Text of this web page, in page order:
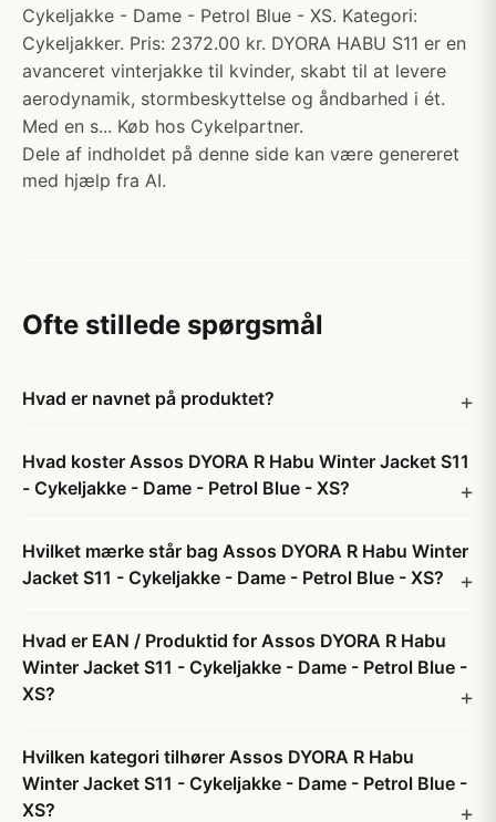
Cykeljakke - Dame - Petrol Blue - XS. Kategori:
Cykeljakker. Pris: 2372.00 kr. DYORA HABU S11 er en
avanceret vinterjakke til kvinder, skabt til at levere
aerodynamik, stormbeskyttelse og åndbarhed i ét.
Med en s... Køb hos Cykelpartner.
Dele af indholdet på denne side kan være genereret
med hjælp fra AI.
Ofte stillede spørgsmål
Hvad er navnet på produktet?
Hvad koster Assos DYORA R Habu Winter Jacket S11
- Cykeljakke - Dame - Petrol Blue - XS?
Hvilket mærke står bag Assos DYORA R Habu Winter
Jacket S11 - Cykeljakke - Dame - Petrol Blue - XS?
Hvad er EAN / Produktid for Assos DYORA R Habu
Winter Jacket S11 - Cykeljakke - Dame - Petrol Blue -
XS?
Hvilken kategori tilhører Assos DYORA R Habu
Winter Jacket S11 - Cykeljakke - Dame - Petrol Blue -
XS?